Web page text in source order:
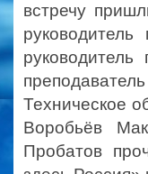
встречу
Техническое
Воробьёв
Пробатов